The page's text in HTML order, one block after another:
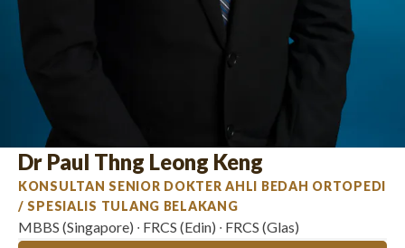
Dr Paul Thng Leong Keng
KONSULTAN SENIOR DOKTER AHLI BEDAH ORTOPEDI
/ SPESIALIS TULANG BELAKANG
MBBS (Singapore) ∙ FRCS (Edin) ∙ FRCS (Glas)